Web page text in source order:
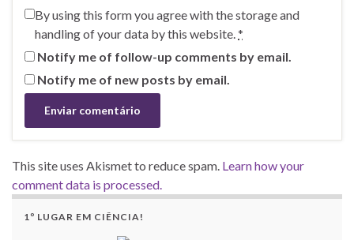
By using this form you agree with the storage and
handling of your data by this website. *
Notify me of follow-up comments by email.
Notify me of new posts by email.
This site uses Akismet to reduce spam. Learn how your
comment data is processed.
1º LUGAR EM CIÊNCIA!